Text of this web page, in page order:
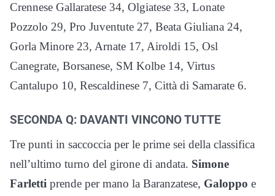
Crennese Gallaratese 34, Olgiatese 33, Lonate
Pozzolo 29, Pro Juventute 27, Beata Giuliana 24,
Gorla Minore 23, Arnate 17, Airoldi 15, Osl
Canegrate, Borsanese, SM Kolbe 14, Virtus
Cantalupo 10, Rescaldinese 7, Città di Samarate 6.
SECONDA Q: DAVANTI VINCONO TUTTE
Tre punti in saccoccia per le prime sei della classifica
nell’ultimo turno del girone di andata. Simone
Farletti prende per mano la Baranzatese, Galoppo e